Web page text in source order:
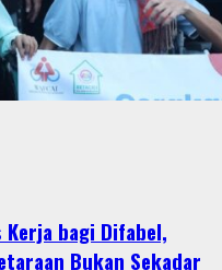
bagi Difabel,
Bukan Sekadar